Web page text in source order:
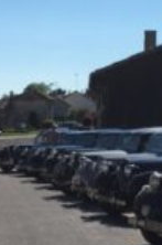
Notre local
La Boutique
Les pièces
L’assurance
Les salons
La traction
La Traction des
membres